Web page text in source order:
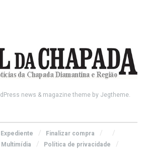
news & magazine theme by Jegtheme.
Expediente
Finalizar compra
Multimídia
Política de privacidade